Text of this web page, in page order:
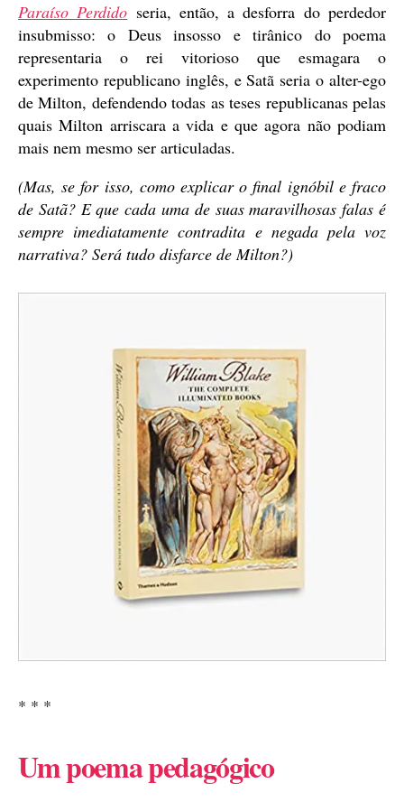
Paraíso Perdido seria, então, a desforra do perdedor
insubmisso: o Deus insosso e tirânico do poema
representaria o rei vitorioso que esmagara o
experimento republicano inglês, e Satã seria o alter-ego
de Milton, defendendo todas as teses republicanas pelas
quais Milton arriscara a vida e que agora não podiam
mais nem mesmo ser articuladas.
(Mas, se for isso, como explicar o final ignóbil e fraco
de Satã? E que cada uma de suas maravilhosas falas é
sempre imediatamente contradita e negada pela voz
narrativa? Será tudo disfarce de Milton?)
* * *
Um poema pedagógico